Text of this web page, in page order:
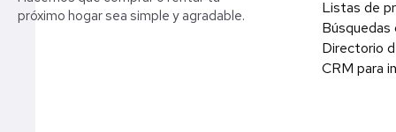
próximo hogar sea simple y agradable.
Listas de
Búsquedas
Directorio
CRM para